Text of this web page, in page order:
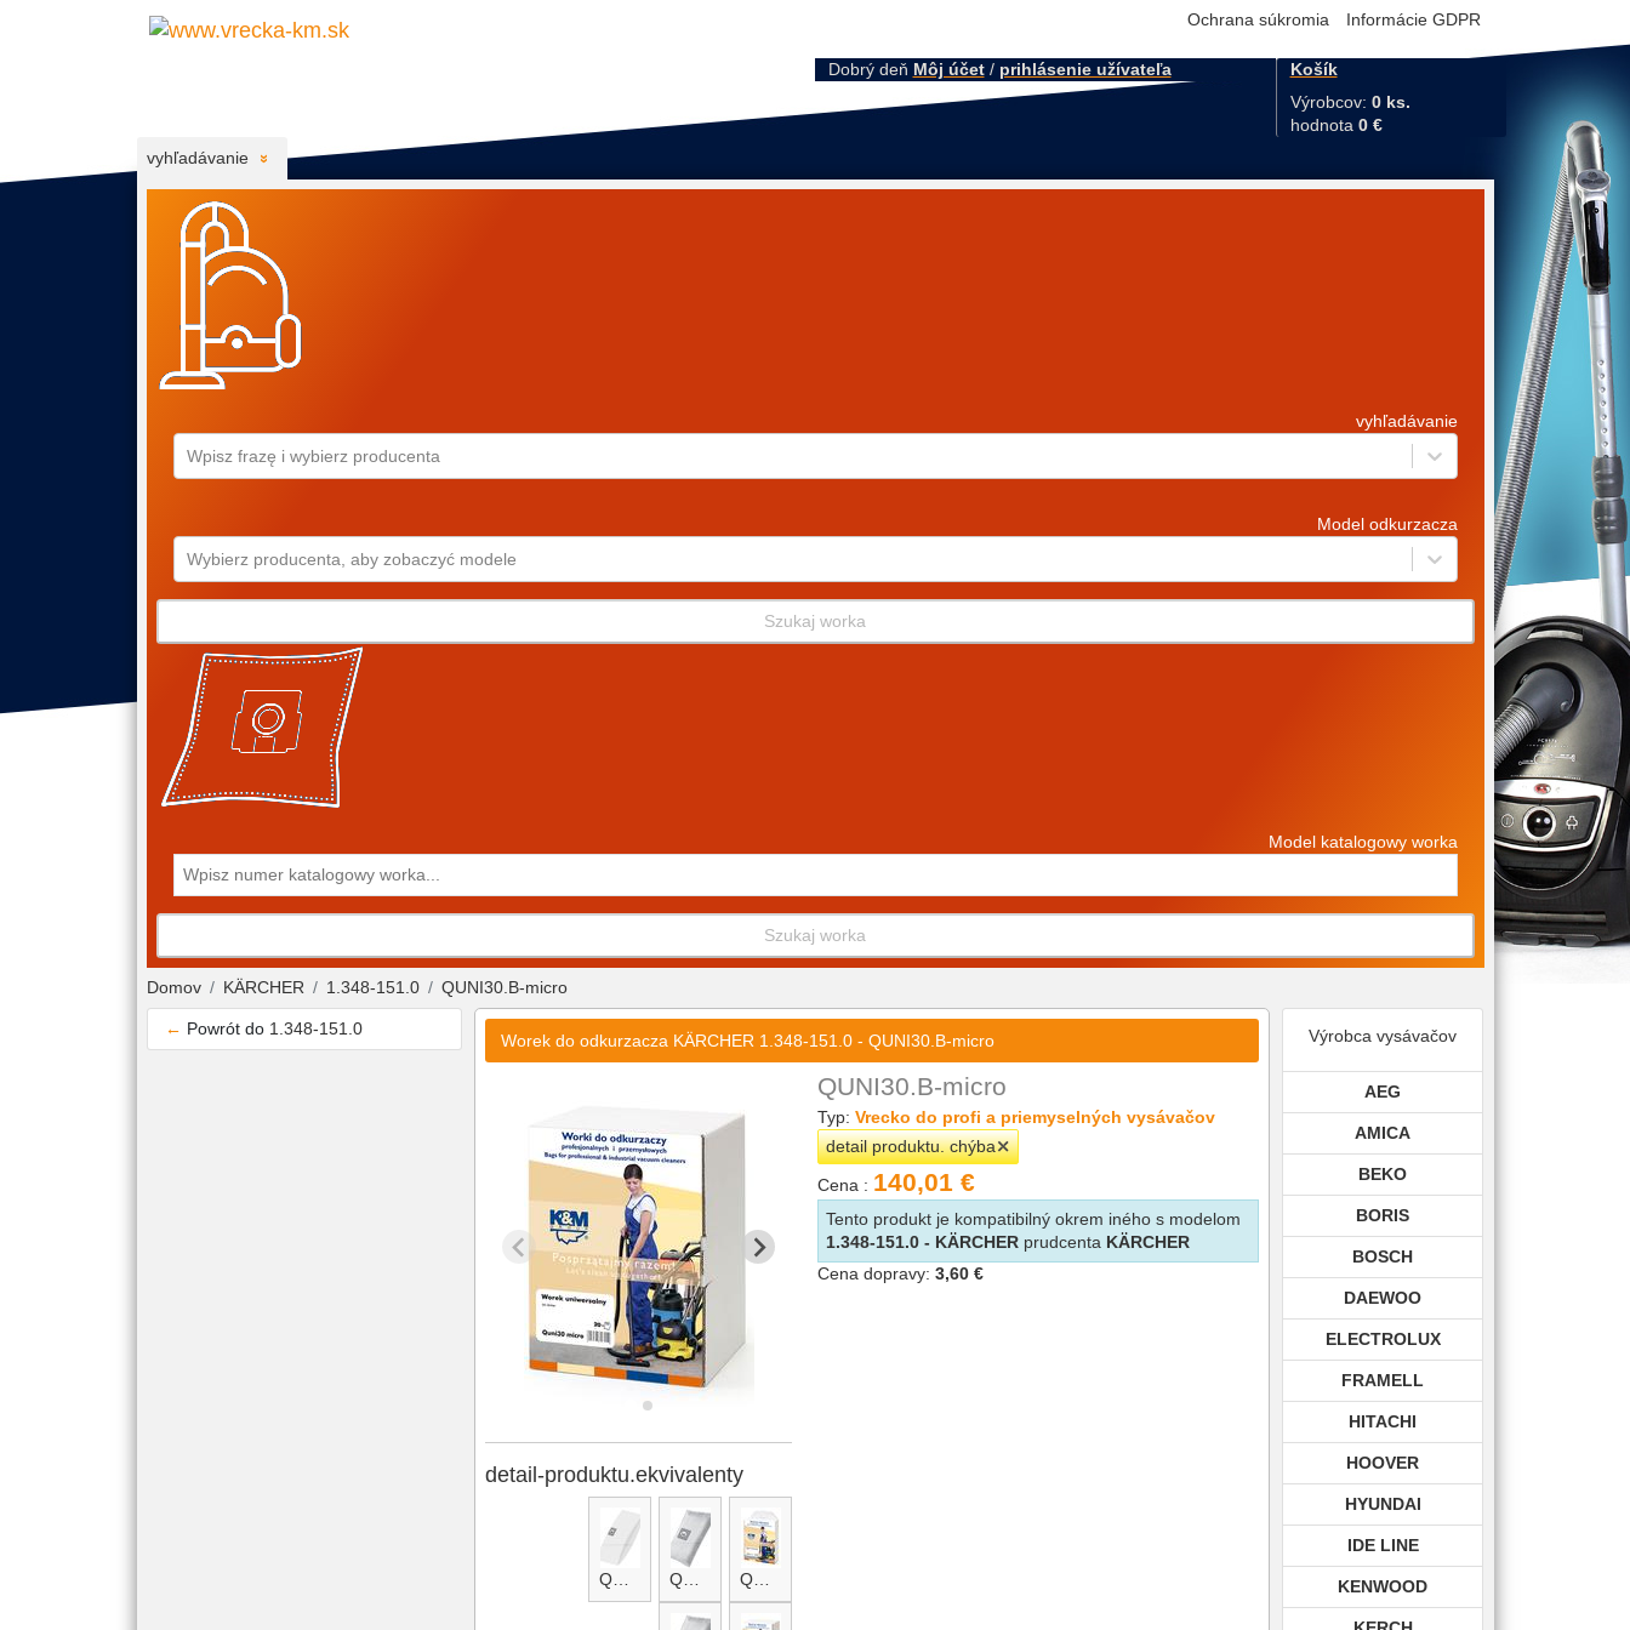
Ochrana súkromia Informácie GDPR
Dobrý deň Môj účet/ prihlásenie užívateľa
Košík
Výrobcov: 0 ks.
hodnota 0 €
vyhľadávanie
vyhľadávanie
Wpisz frazę i wybierz producenta
Model odkurzacza
Wybierz producenta, aby zobaczyć modele
Szukaj worka
Model katalogowy worka
Szukaj worka
Domov KÄRCHER 1.348-151.0 QUNI30.B-micro
← Powrót do 1.348-151.0
Worek do odkurzacza KÄRCHER 1.348-151.0 - QUNI30.B-micro
detail-produktu.ekvivalenty
QUNI30.B-micro
Typ:Vrecko do profi a priemyselných vysávačov
detail produktu. chýba
Cena : 140,01 €
Tento produkt je kompatibilný okrem iného s modelom
1.348-151.0 - KÄRCHER prudcenta KÄRCHER
Cena dopravy:3,60 €
Výrobca vysávačov
AEG
AMICA
BEKO
BORIS
BOSCH
DAEWOO
ELECTROLUX
FRAMELL
HITACHI
HOOVER
HYUNDAI
IDE LINE
KENWOOD